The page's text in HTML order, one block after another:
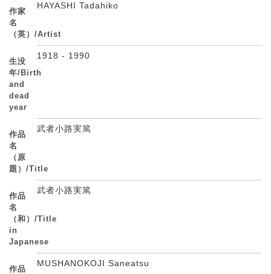
作家
名
（英）/Artist
HAYASHI Tadahiko
生没
年/Birth
and
dead
year
1918 - 1990
作品
名
（原
題）/Title
武者小路実篤
作品
名
（和）/Title
in
Japanese
武者小路実篤
作品
MUSHANOKOJI Saneatsu